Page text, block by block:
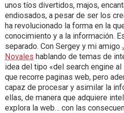
unos tíos divertidos, majos,
endiosados, a pesar de ser los
ha revolucionado la forma en la
conocimiento y a la información.
separado. Con Sergey y mi amigo
Novales hablando de temas de
idea del tipo «del search engine al
que recorre paginas web, pero
capaz de procesar y asimilar la
ellas, de manera que adquiere
explora la web… con las